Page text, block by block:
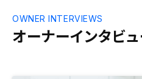
オーナーインタビ
OWNER INTERVIEWS